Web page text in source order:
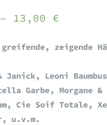
– 13,00 €
zeigende
Leoni
Garbe, Morgane &
Cie Soif Totale,
u.v.m.